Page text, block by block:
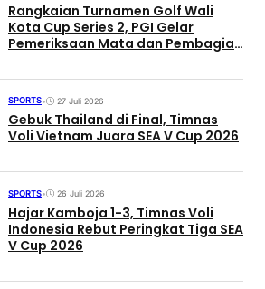
Rangkaian Turnamen Golf Wali
Kota Cup Series 2, PGI Gelar
Pemeriksaan Mata dan Pembagian
SPORTS• 27 Juli 2026
Gebuk Thailand di Final, Timnas
Voli Vietnam Juara SEA V Cup 2026
SPORTS• 26 Juli 2026
Hajar Kamboja 1-3, Timnas Voli
Indonesia Rebut Peringkat Tiga SEA
V Cup 2026